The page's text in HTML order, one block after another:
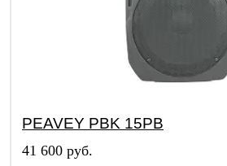
PEAVEY PBK 15PB
41 600 руб.